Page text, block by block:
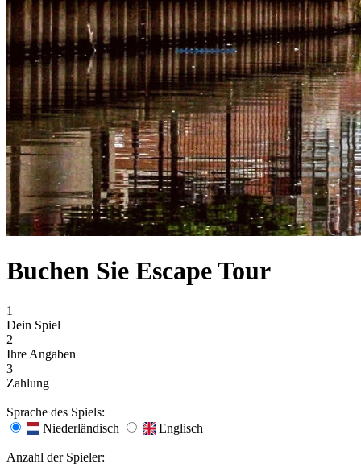
Buchen Sie Escape Tour
1
Dein Spiel
2
Ihre Angaben
3
Zahlung
Sprache des Spiels:
Niederländisch
Englisch
Anzahl der Spieler: